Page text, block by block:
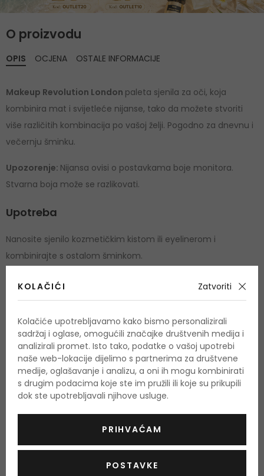
O proizvodu
OPIS
Makeup Revolution London paleta sjenila za oči, koja
kombinira mat i svijetleće nijanse, tako da možete stvoriti
više različitih kombinacija po vašoj želji. Pogodno za dnevnu i
večernju šminku.
Upozorenje: Nijansa ovisi o postavkama boje monitora.
Stvarna boja može se razlikovati.
Upotreba
Nanosite sjenilo kozmetičkim kistom ili eyelinerom i
kombinirajte s ostalom šminkom.
Količina i sastojci
Shades 1, 3, 5, 6, 9, 11, 20, 21, 23, 24: Mica, Octyldodecyl
Stearoyl Stearate, Caprylyl Methicone, Bis-Diglyceryl
Polyacyladipate-2, Methylparaben, Propylparaben,
Tocopheryl Acetate, [+/-] Yellow Iron Oxide (Ci 77492), Red
Iron Oxide (Ci 77491), Black Iron Oxide (Ci 77499), Titanium
1 (Ci 42090), Manganese Violet (Ci 77742), Ferric
Ferrocyanide (Ci 77510), Ultramarines (Ci 77007), Fd&C Red
No 40 (Ci 16035). Shades 2, 16, 17, 18: Mica, Polyisobutene,
OCJENA OSTALE INFORMACIJE
KOLAČIĆI Zatvoriti
Kolačiće upotrebljavamo kako bismo personalizirali
sadržaj i oglase, omogućili značajke društvenih medija i
analizirali promet. Isto tako, podatke o vašoj upotrebi
naše web-lokacije dijelimo s partnerima za društvene
medije, oglašavanje i analizu, a oni ih mogu kombinirati
s drugim podacima koje ste im pružili ili koje su prikupili
dok ste upotrebljavali njihove usluge.
PRIHVAĆAM
POSTAVKE